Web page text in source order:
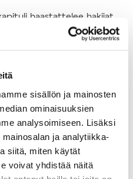
sisällön ja mainosten
ominaisuuksien
analysoimiseen. Lisäksi
ja analytiikka-
siitä, miten käytät
voivat yhdistää näitä
haastattelee hakijat
olevaan kirkkoherran
hakijoista seurakunnalle.
eikä siihen saa
niin tuomiokapituli
voi olla
kokenut kirkkoherra tai
Vaalin valmistelijan